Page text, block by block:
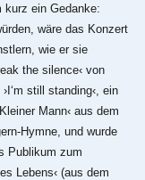
kurz ein Gedanke:
wäre das Konzert
wie er sie
the silence‹ von
still standing‹, ein
Mann‹ aus dem
Hymne, und wurde
Publikum zum
Lebens‹ (aus dem